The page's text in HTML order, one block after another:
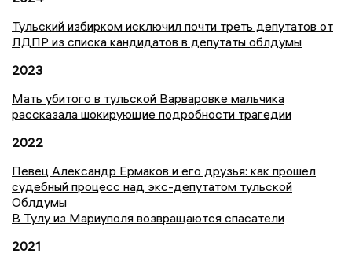
Тульский избирком исключил почти треть депутатов от
ЛДПР из списка кандидатов в депутаты облдумы
2023
Мать убитого в тульской Варваровке мальчика
рассказала шокирующие подробности трагедии
2022
Певец Александр Ермаков и его друзья: как прошел
судебный процесс над экс-депутатом тульской
Облдумы
В Тулу из Мариуполя возвращаются спасатели
2021